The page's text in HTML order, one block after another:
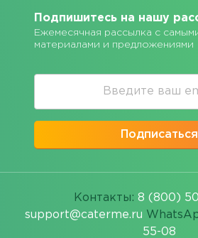
Подпишитесь на нашу
Ежемесячная рассылка с
материалами и предложениями
Подписаться
Контакты: 8 (800)
support@caterme.ru
55-08